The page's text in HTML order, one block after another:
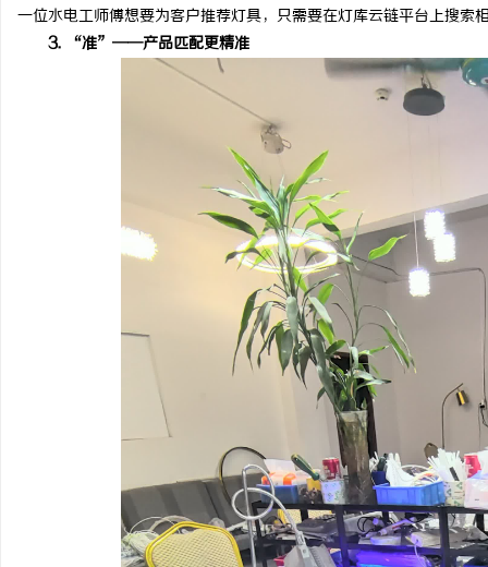
一位水电工师傅想要为客户推荐灯具，只需要在灯库云链平台上搜索
3. “准”——产品匹配更精准